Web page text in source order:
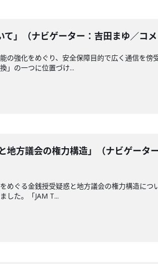
て」（ナビゲーター：吉田まゆ／コ
の強化をめぐり、安全保障目的で広く通信を
」の一つに位置づけ...
地方議会の権力構造」（ナビゲー
めぐる金銭授受疑惑と地方議会の権力構造に
した。「JAM T...